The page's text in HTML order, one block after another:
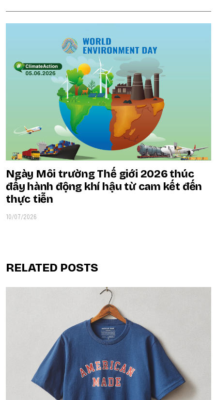
Ngày Môi trường Thế giới 2026 thúc
đẩy hành động khí hậu từ cam kết đến
thực tiễn
10/07/2026
RELATED POSTS